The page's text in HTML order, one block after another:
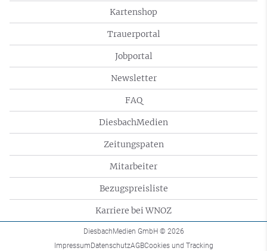
Kartenshop
Trauerportal
Jobportal
Newsletter
FAQ
DiesbachMedien
Zeitungspaten
Mitarbeiter
Bezugspreisliste
Karriere bei WNOZ
DiesbachMedien GmbH © 2026
ImpressumDatenschutzAGBCookies und Tracking